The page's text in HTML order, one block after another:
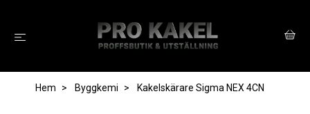
Hem Byggkemi Kakelskärare Sigma NEX 4CN